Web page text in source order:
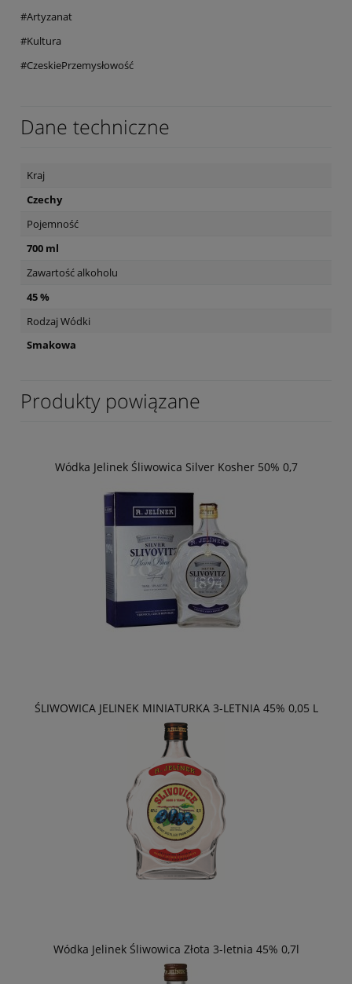
#Artyzanat
#Kultura
#CzeskiePrzemysłowość
Dane techniczne
Kraj
Czechy
Pojemność
700 ml
Zawartość alkoholu
45 %
Rodzaj Wódki
Smakowa
Produkty powiązane
Wódka Jelinek Śliwowica Silver Kosher 50% 0,7
ŚLIWOWICA JELINEK MINIATURKA 3-LETNIA 45% 0,05 L
Wódka Jelinek Śliwowica Złota 3-letnia 45% 0,7l